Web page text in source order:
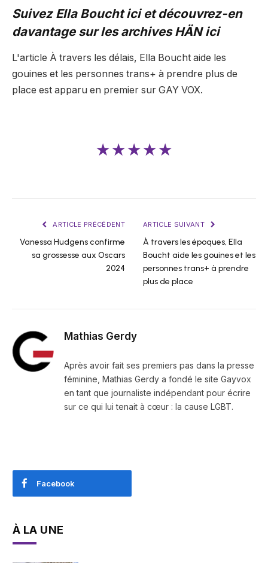
Suivez Ella Bouchticiet découvrez-en
davantage sur les archives HÄNici
L'article À travers les délais, Ella Boucht aide les
gouines et les personnes trans+ à prendre plus de
place est apparu en premier sur GAY VOX.
★★★★★
ARTICLE PRÉCÉDENT
Vanessa Hudgens confirme
sa grossesse aux Oscars
2024
ARTICLE SUIVANT
À travers les époques, Ella
Boucht aide les gouines et les
personnes trans+ à prendre
plus de place
Mathias Gerdy
Après avoir fait ses premiers pas dans la presse
féminine, Mathias Gerdy a fondé le site Gayvox
en tant que journaliste indépendant pour écrire
sur ce qui lui tenait à cœur : la cause LGBT.
Facebook
À LA UNE